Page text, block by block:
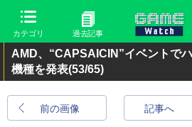
カテゴリ 過去記事
AMD、“CAPSAICIN”イベントで
機種を発表(53/65)
前の画像 記事へ